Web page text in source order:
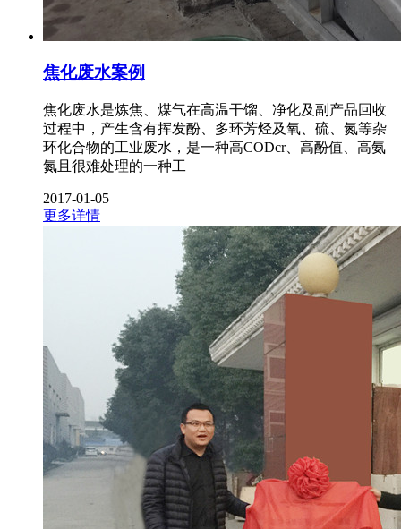
焦化废水案例
焦化废水是炼焦、煤气在高温干馏、净化及副产品回收
过程中，产生含有挥发酚、多环芳烃及氧、硫、氮等杂
环化合物的工业废水，是一种高CODcr、高酚值、高氨
氮且很难处理的一种工
2017-01-05
更多详情